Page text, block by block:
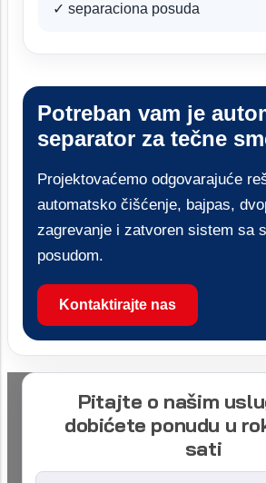
✓ separaciona posuda
Potreban vam je
separator za tečne
Projektovaćemo odgovarajuće
automatsko čišćenje, bajpas,
zagrevanje i zatvoren sistem sa
posudom.
Kontaktirajte nas
Pitajte o našim
dobićete ponudu u
sati